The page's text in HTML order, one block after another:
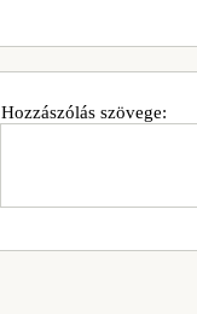
Hozzászólás szövege: